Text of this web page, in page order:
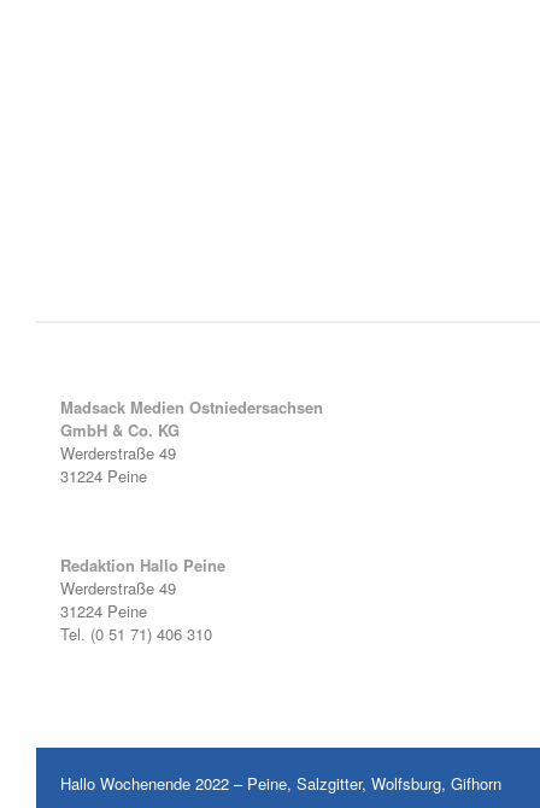
Madsack Medien Ostniedersachsen
GmbH & Co. KG
Werderstraße 49
31224 Peine
Redaktion Hallo Peine
Werderstraße 49
31224 Peine
Tel. (0 51 71) 406 310
Hallo Wochenende 2022 – Peine, Salzgitter, Wolfsburg, Gifhorn